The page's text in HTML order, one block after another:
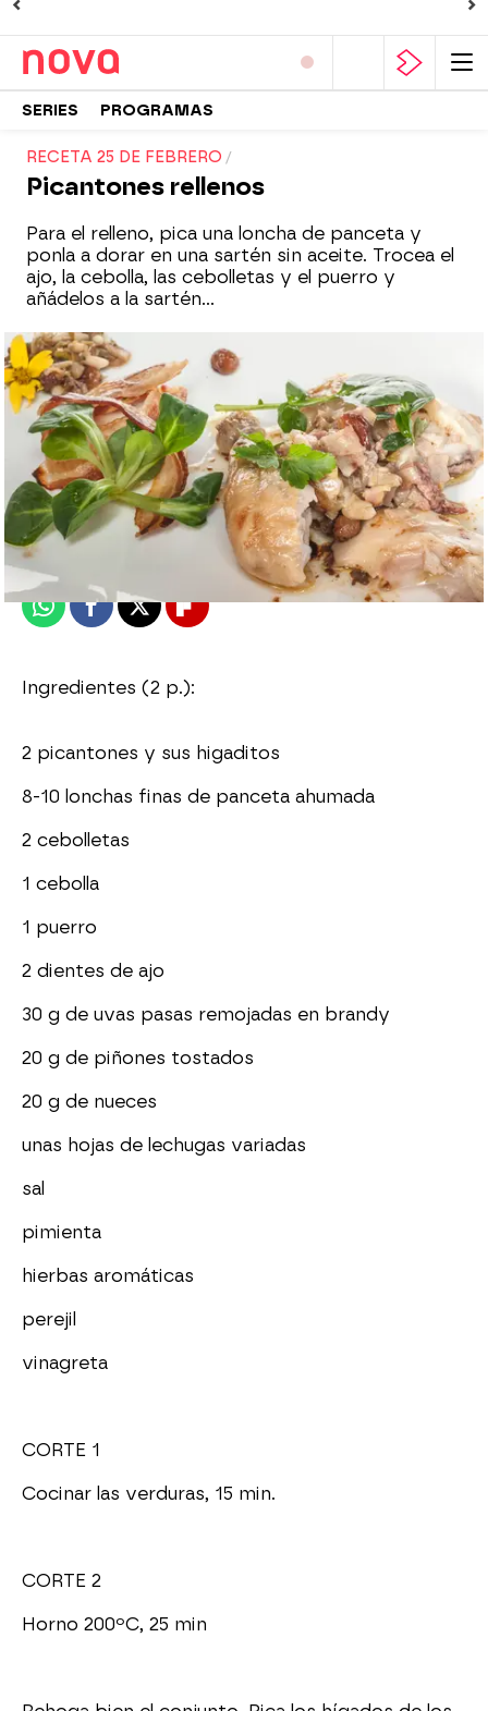
SERIES PROGRAMAS
RECETA 25 DE FEBRERO
Picantones rellenos
Para el relleno, pica una loncha de panceta y
ponla a dorar en una sartén sin aceite. Trocea el
ajo, la cebolla, las cebolletas y el puerro y
añádelos a la sartén...
Nova
Madrid
Publicado: 25 de febrero de 2014, 13:13
WhatsappFacebook
X Flipboard
Ingredientes (2 p.):
2 picantones y sus higaditos
8-10 lonchas finas de panceta ahumada
2 cebolletas
1 cebolla
1 puerro
2 dientes de ajo
30 g de uvas pasas remojadas en brandy
20 g de piñones tostados
20 g de nueces
unas hojas de lechugas variadas
sal
pimienta
hierbas aromáticas
perejil
vinagreta
CORTE 1
Cocinar las verduras, 15 min.
CORTE 2
Horno 200ºC, 25 min